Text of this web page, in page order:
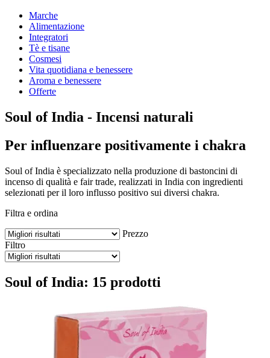
Marche
Alimentazione
Integratori
Tè e tisane
Cosmesi
Vita quotidiana e benessere
Aroma e benessere
Offerte
Soul of India - Incensi naturali
Per influenzare positivamente i chakra
Soul of India è specializzato nella produzione di bastoncini di
incenso di qualità e fair trade, realizzati in India con ingredienti
selezionati per il loro influsso positivo sui diversi chakra.
Filtra e ordina
Prezzo
Filtro
Soul of India: 15 prodotti